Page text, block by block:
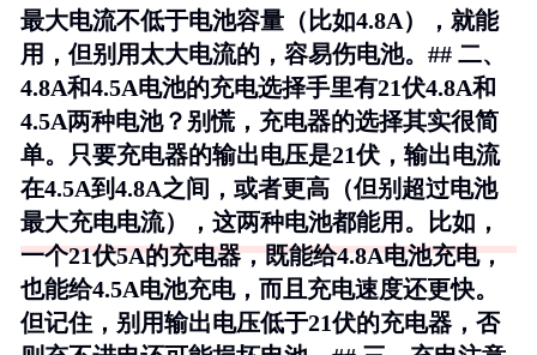
最大电流不低于电池容量（比如4.8A），就能
用，但别用太大电流的，容易伤电池。## 二、
4.8A和4.5A电池的充电选择手里有21伏4.8A和
4.5A两种电池？别慌，充电器的选择其实很简
单。 只要充电器的输出电压是21伏，输出电流
在4.5A到4.8A之间，或者更高（但别超过电池
最大充电电流）
，这两种电池都能用。比如，
一个21伏5A的充电器，既能给4.8A电池充电，
也能给4.5A电池充电，而且充电速度还更快。
但记住， 别用输出电压低于21伏的充电器 ，否